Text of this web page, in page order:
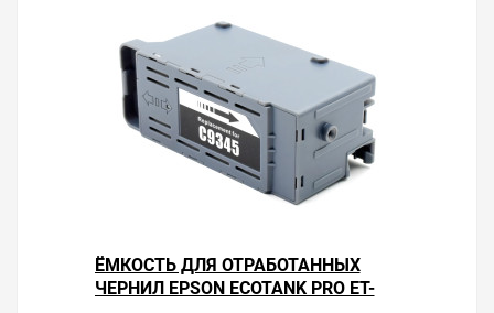
Решили купить чип «памперса» Epson EcoTank Pro ET-
ЁМКОСТЬ ДЛЯ ОТРАБОТАННЫХ
ЧЕРНИЛ EPSON ECOTANK PRO ET-